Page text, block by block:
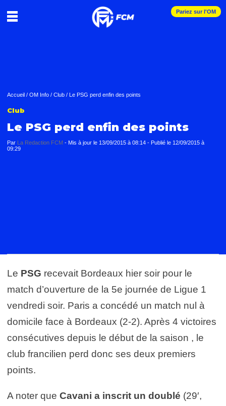
Pariez sur l'OM
Accueil / OM Info / Club / Le PSG perd enfin des points
Club
Le PSG perd enfin des points
Par La Redaction FCM - Mis à jour le 13/09/2015 à 08:14 - Publié le 12/09/2015 à
09:29
Le PSG recevait Bordeaux hier soir pour le
match d’ouverture de la 5e journée de Ligue 1
vendredi soir. Paris a concédé un match nul à
domicile face à Bordeaux (2-2). Après 4 victoires
consécutives depuis le début de la saison , le
club francilien perd donc ses deux premiers
points.
A noter que Cavani a inscrit un doublé (29′,